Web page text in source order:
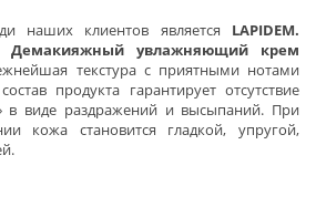
наших клиентов является LAPIDEM.
Демакияжный увлажняющий крем
текстура с приятными нотами
продукта гарантирует отсутствие
в виде раздражений и высыпаний. При
кожа становится гладкой, упругой,